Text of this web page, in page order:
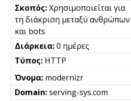
Χρησιμοποιείται για
τη διάκριση μεταξύ ανθρώπων
και bots
0 ημέρες
HTTP
modernizr
serving-sys.com